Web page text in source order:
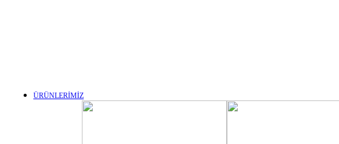
ÜRÜNLERİMİZ